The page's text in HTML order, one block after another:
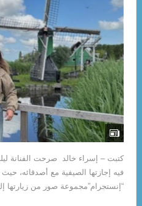
كتبت – إسراء خالد صرحت الفنانة
فيه إجازتها الصيفية مع أصدقائه،
“إنستجرام”مجموعة صور من زيارتها